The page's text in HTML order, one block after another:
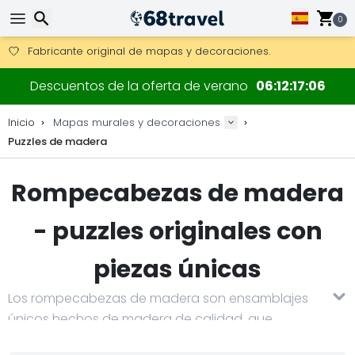
0
Envío DHL 1 día disponible.
30 días para devoluciones, 90 días para mapas de madera
Fabricante original de mapas y decoraciones.
Descuentos de la oferta de verano 06 12 17 05
Inicio
Mapas murales y decoraciones
Puzzles de madera
Rompecabezas de madera
- puzzles originales con
piezas únicas
Los rompecabezas de madera son ensamblajes
únicos hechos de madera de calidad, que
Buscar